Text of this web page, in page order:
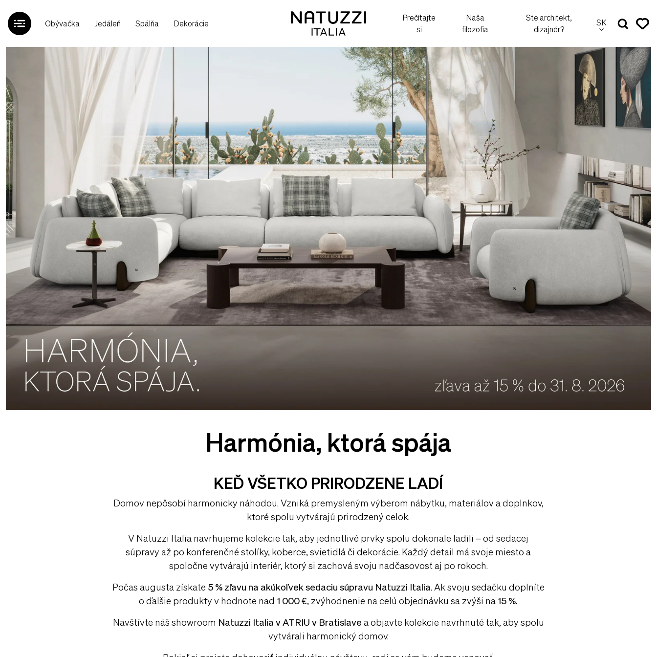
Obývačka Jedáleň Spálňa Dekorácie
Prečítajte
si
Naša
filozofia
Ste architekt,
dizajnér?
SK
Harmónia, ktorá spája
KEĎ VŠETKO PRIRODZENE LADÍ
Domov nepôsobí harmonicky náhodou. Vzniká premysleným výberom nábytku, materiálov a doplnkov,
ktoré spolu vytvárajú prirodzený celok.
V Natuzzi Italia navrhujeme kolekcie tak, aby jednotlivé prvky spolu dokonale ladili – od sedacej
súpravy až po konferenčné stolíky, koberce, svietidlá či dekorácie. Každý detail má svoje miesto a
spoločne vytvárajú interiér, ktorý si zachová svoju nadčasovosť aj po rokoch.
Počas augusta získate 5 % zľavu na akúkoľvek sedaciu súpravu Natuzzi Italia . Ak svoju sedačku doplníte
o ďalšie produkty v hodnote nad1 000 € , zvýhodnenie na celú objednávku sa zvýši na15 %.
Navštívte náš showroom Natuzzi Italia v ATRIU v Bratislave a objavte kolekcie navrhnuté tak, aby spolu
vytvárali harmonický domov.